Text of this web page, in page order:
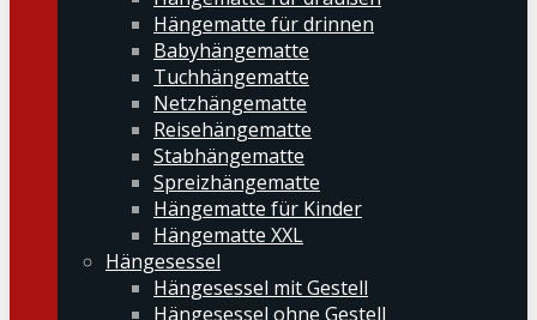
Hängematte für drinnen
Babyhängematte
Tuchhängematte
Netzhängematte
Reisehängematte
Stabhängematte
Spreizhängematte
Hängematte für Kinder
Hängematte XXL
Hängesessel
Hängesessel mit Gestell
Hängesessel ohne Gestell